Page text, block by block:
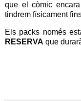
que el còmic
tindrem físicament
Els packs només
RESERVA que